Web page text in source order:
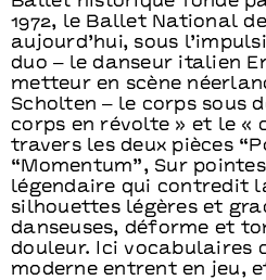
1972, le Ballet National
aujourd’hui, sous
duo ‒ le danseur italien
metteur en scène
Scholten ‒ le corps sous
corps en révolte » et le «
travers les deux pièces
“Momentum”, Sur
légendaire qui contredit
silhouettes légères et
danseuses, déforme et
douleur. Ici vocabulaires
moderne entrent en jeu,